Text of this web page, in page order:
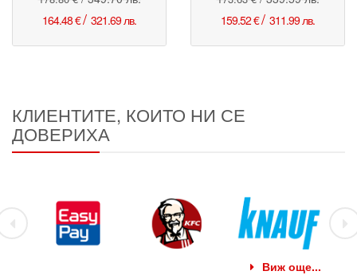
164.48 €/ 321.69 лв.
159.52 €/ 311.99 лв.
КЛИЕНТИТЕ, КОИТО НИ СЕ
ДОВЕРИХА
Виж още...